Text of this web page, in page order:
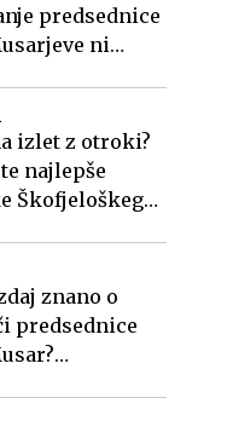
predsednice
ni
izlet z otroki?
najlepše
Škofjeloškega
znano o
predsednice